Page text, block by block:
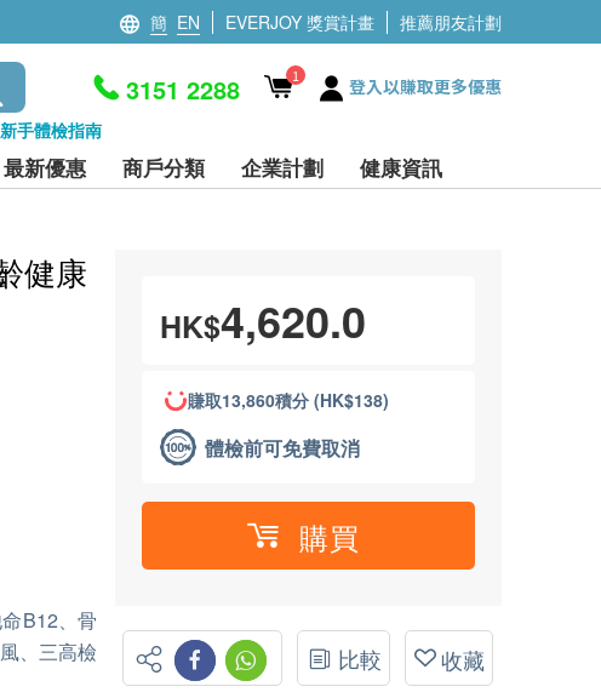
簡 EN EVERJOY 獎賞計畫 推薦朋友計劃
新手體檢指南
3151 2288 1 登入以賺取更多優惠
最新優惠 商戶分類 企業計劃 健康資訊
健康
B12、骨
、三高檢
HK$4,620.0
賺取13,860積分 (HK$138)
體檢前可免費取消
購買
比較 收藏